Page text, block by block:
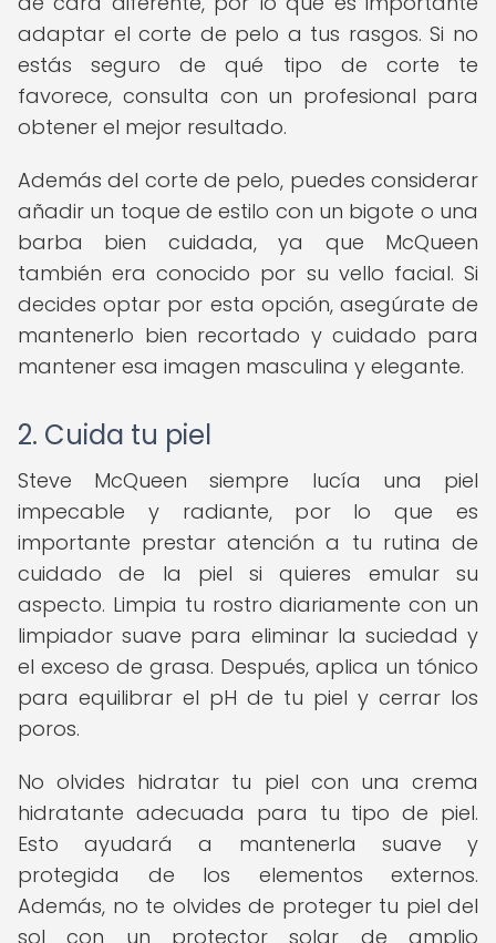
adaptar el corte de pelo a tus rasgos. Si no
estás seguro de qué tipo de corte te
favorece, consulta con un profesional para
obtener el mejor resultado.
Además del corte de pelo, puedes considerar
añadir un toque de estilo con un bigote o una
barba bien cuidada, ya que McQueen
también era conocido por su vello facial. Si
decides optar por esta opción, asegúrate de
mantenerlo bien recortado y cuidado para
mantener esa imagen masculina y elegante.
2. Cuida tu piel
Steve McQueen siempre lucía una piel
impecable y radiante, por lo que es
importante prestar atención a tu rutina de
cuidado de la piel si quieres emular su
aspecto. Limpia tu rostro diariamente con un
limpiador suave para eliminar la suciedad y
el exceso de grasa. Después, aplica un tónico
para equilibrar el pH de tu piel y cerrar los
poros.
No olvides hidratar tu piel con una crema
hidratante adecuada para tu tipo de piel.
Esto ayudará a mantenerla suave y
protegida de los elementos externos.
Además, no te olvides de proteger tu piel del
sol con un protector solar de amplio